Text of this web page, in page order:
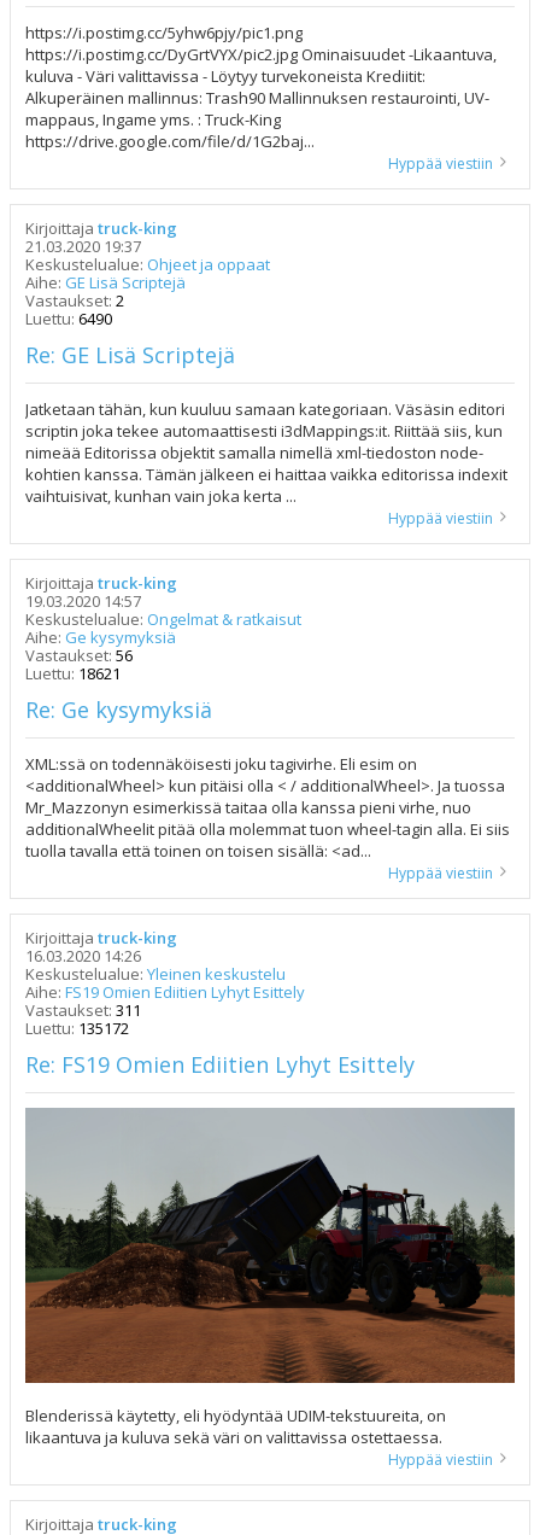
https://i.postimg.cc/5yhw6pjy/pic1.png
https://i.postimg.cc/DyGrtVYX/pic2.jpg Ominaisuudet -Likaantuva,
kuluva - Väri valittavissa - Löytyy turvekoneista Krediitit:
Alkuperäinen mallinnus: Trash90 Mallinnuksen restaurointi, UV-
mappaus, Ingame yms. : Truck-King
https://drive.google.com/file/d/1G2baj...
Hyppää viestiin
Kirjoittaja truck-king
21.03.2020 19:37
Keskustelualue: Ohjeet ja oppaat
Aihe: GE Lisä Scriptejä
Vastaukset: 2
Luettu: 6490
Re: GE Lisä Scriptejä
Jatketaan tähän, kun kuuluu samaan kategoriaan. Väsäsin editori
scriptin joka tekee automaattisesti i3dMappings:it. Riittää siis, kun
nimeää Editorissa objektit samalla nimellä xml-tiedoston node-
kohtien kanssa. Tämän jälkeen ei haittaa vaikka editorissa indexit
vaihtuisivat, kunhan vain joka kerta ...
Hyppää viestiin
Kirjoittaja truck-king
19.03.2020 14:57
Keskustelualue: Ongelmat & ratkaisut
Aihe: Ge kysymyksiä
Vastaukset: 56
Luettu: 18621
Re: Ge kysymyksiä
XML:ssä on todennäköisesti joku tagivirhe. Eli esim on
<additionalWheel> kun pitäisi olla < / additionalWheel>. Ja tuossa
Mr_Mazzonyn esimerkissä taitaa olla kanssa pieni virhe, nuo
additionalWheelit pitää olla molemmat tuon wheel-tagin alla. Ei siis
tuolla tavalla että toinen on toisen sisällä: <ad...
Hyppää viestiin
Kirjoittaja truck-king
16.03.2020 14:26
Keskustelualue: Yleinen keskustelu
Aihe: FS19 Omien Ediitien Lyhyt Esittely
Vastaukset: 311
Luettu: 135172
Re: FS19 Omien Ediitien Lyhyt Esittely
Blenderissä käytetty, eli hyödyntää UDIM-tekstuureita, on
likaantuva ja kuluva sekä väri on valittavissa ostettaessa.
Hyppää viestiin
Kirjoittaja truck-king